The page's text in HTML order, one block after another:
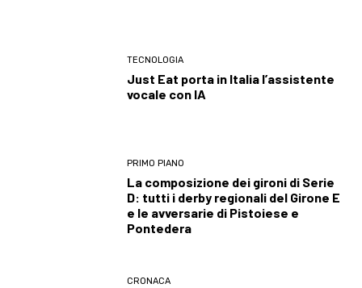
TECNOLOGIA
Just Eat porta in Italia l’assistente
vocale con IA
PRIMO PIANO
La composizione dei gironi di Serie
D: tutti i derby regionali del Girone E
e le avversarie di Pistoiese e
Pontedera
CRONACA